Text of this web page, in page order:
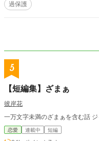
過保護
5
【短編集】ざまぁ
彼岸花
一万文字未満のざまぁを含む話
恋愛 連載中 短編